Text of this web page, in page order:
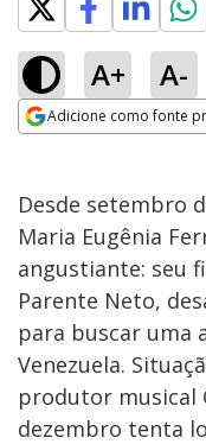
A+ A-
Adicione como fonte
Desde setembro
Maria Eugênia
angustiante: seu
Parente Neto,
para buscar uma
Venezuela.
produtor musical
dezembro tenta